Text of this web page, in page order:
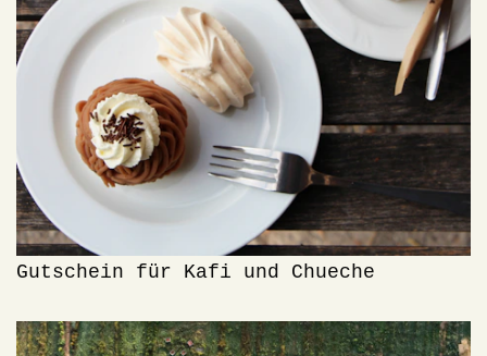
Gutschein für Kafi und Chueche